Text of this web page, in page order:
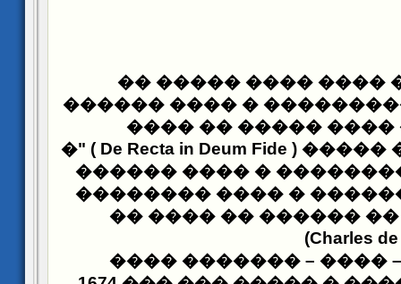
�� �� ����� �� ����
��������� ����������
���� ���� ����� ��
" ( De Recta in Deum Fide )
�
����� ���������� �
�� ���� ���������� �
������ �� ���� ��
(Charles
–
������� ����